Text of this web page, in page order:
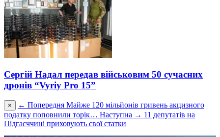
Сергій Надал передав військовим 50 сучасних
дронів “Vyriy Pro 15”
× ← Попередня Майже 120 мільйонів гривень акцизного
податку поповнили торік… Наступна → 11 депутатів на
Підгаєччині приховують свої статки